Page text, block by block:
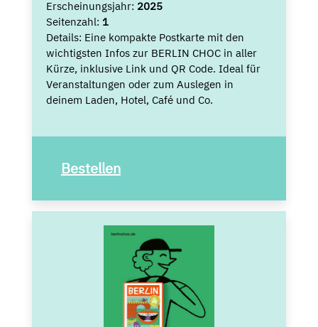
Erscheinungsjahr: 2025
Seitenzahl: 1
Details: Eine kompakte Postkarte mit den
wichtigsten Infos zur BERLIN CHOC in aller
Kürze, inklusive Link und QR Code. Ideal für
Veranstaltungen oder zum Auslegen in
deinem Laden, Hotel, Café und Co.
Bestellen